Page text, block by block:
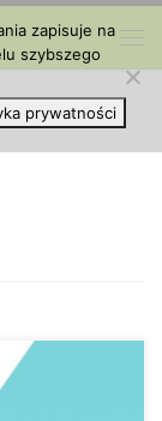
W jaki
zapisuje na
szybszego
prywatności